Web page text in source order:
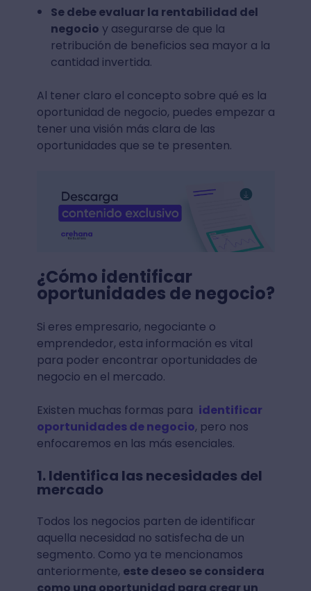
Se debe evaluar la rentabilidad del
negocio y asegurarse de que la
retribución de beneficios sea mayor a la
cantidad invertida.
Al tener claro el concepto sobre qué es la
oportunidad de negocio, puedes empezar a
tener una visión más clara de las
oportunidades que se te presenten.
¿Cómo identificar
oportunidades de negocio?
Si eres empresario, negociante o
emprendedor, esta información es vital
para poder encontrar oportunidades de
negocio en el mercado.
Existen muchas formas para identificar
oportunidades de negocio, pero nos
enfocaremos en las más esenciales.
1. Identifica las necesidades del
mercado
Todos los negocios parten de identificar
aquella necesidad no satisfecha de un
segmento. Como ya te mencionamos
anteriormente, este deseo se considera